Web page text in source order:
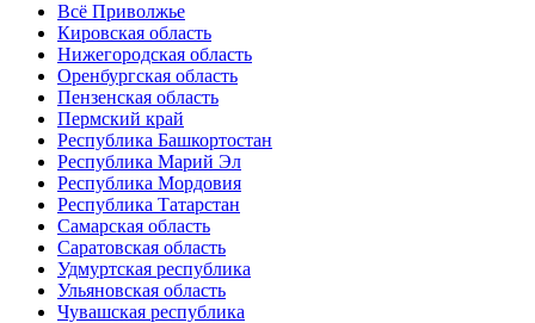
Всё Приволжье
Кировская область
Нижегородская область
Оренбургская область
Пензенская область
Пермский край
Республика Башкортостан
Республика Марий Эл
Республика Мордовия
Республика Татарстан
Самарская область
Саратовская область
Удмуртская республика
Ульяновская область
Чувашская республика